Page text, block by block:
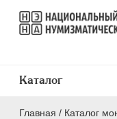
Главная / Каталог
Каталог